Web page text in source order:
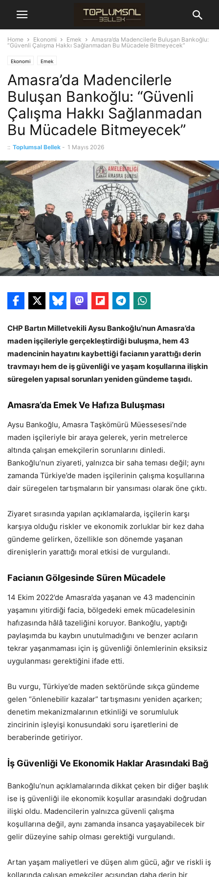
Home Ekonomi Emek
Amasra’da Madencilerle Buluşan Bankoğlu:
“Güvenli Çalışma Hakkı Sağlanmadan Bu Mücadele Bitmeyecek”
Ekonomi Emek
Amasra’da Madencilerle
Buluşan Bankoğlu: “Güvenli
Çalışma Hakkı Sağlanmadan
Bu Mücadele Bitmeyecek”
:: Toplumsal Bellek - 1 Mayıs 2026
CHP Bartın Milletvekili Aysu Bankoğlu’nun Amasra’da
maden işçileriyle gerçekleştirdiği buluşma, hem 43
madencinin hayatını kaybettiği facianın yarattığı derin
travmayı hem de iş güvenliği ve yaşam koşullarına ilişkin
süregelen yapısal sorunları yeniden gündeme taşıdı.
Amasra’da Emek Ve Hafıza Buluşması
Aysu Bankoğlu, Amasra Taşkömürü Müessesesi’nde
maden işçileriyle bir araya gelerek, yerin metrelerce
altında çalışan emekçilerin sorunlarını dinledi.
Bankoğlu’nun ziyareti, yalnızca bir saha teması değil; aynı
zamanda Türkiye’de maden işçilerinin çalışma koşullarına
dair süregelen tartışmaların bir yansıması olarak öne çıktı.
Ziyaret sırasında yapılan açıklamalarda, işçilerin karşı
karşıya olduğu riskler ve ekonomik zorluklar bir kez daha
gündeme gelirken, özellikle son dönemde yaşanan
direnişlerin yarattığı moral etkisi de vurgulandı.
Facianın Gölgesinde Süren Mücadele
14 Ekim 2022’de Amasra’da yaşanan ve 43 madencinin
yaşamını yitirdiği facia, bölgedeki emek mücadelesinin
hafızasında hâlâ tazeliğini koruyor. Bankoğlu, yaptığı
paylaşımda bu kaybın unutulmadığını ve benzer acıların
tekrar yaşanmaması için iş güvenliği önlemlerinin eksiksiz
uygulanması gerektiğini ifade etti.
Bu vurgu, Türkiye’de maden sektöründe sıkça gündeme
gelen “önlenebilir kazalar” tartışmasını yeniden açarken;
denetim mekanizmalarının etkinliği ve sorumluluk
zincirinin işleyişi konusundaki soru işaretlerini de
beraberinde getiriyor.
İş Güvenliği Ve Ekonomik Haklar Arasındaki Bağ
Bankoğlu’nun açıklamalarında dikkat çeken bir diğer başlık
ise iş güvenliği ile ekonomik koşullar arasındaki doğrudan
ilişki oldu. Madencilerin yalnızca güvenli çalışma
koşullarına değil, aynı zamanda insanca yaşayabilecek bir
gelir düzeyine sahip olması gerektiği vurgulandı.
Artan yaşam maliyetleri ve düşen alım gücü, ağır ve riskli iş
kollarında çalışan emekçiler açısından daha derin bir